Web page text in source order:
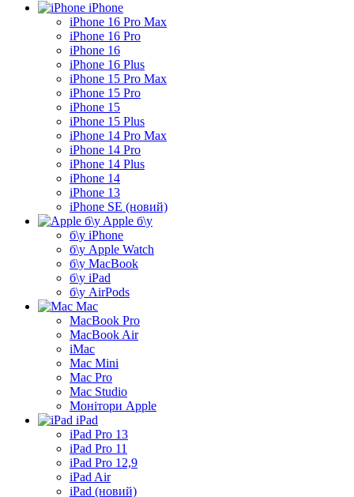
iPhone
iPhone 16 Pro Max
iPhone 16 Pro
iPhone 16
iPhone 16 Plus
iPhone 15 Pro Max
iPhone 15 Pro
iPhone 15
iPhone 15 Plus
iPhone 14 Pro Max
iPhone 14 Pro
iPhone 14 Plus
iPhone 14
iPhone 13
iPhone SE (новий)
Apple б\у
б\у iPhone
б\у Apple Watch
б\у MacBook
б\у iPad
б\у AirPods
Mac
MacBook Pro
MacBook Air
iMac
Mac Mini
Mac Pro
Mac Studio
Монітори Apple
iPad
iPad Pro 13
iPad Pro 11
iPad Pro 12,9
iPad Air
iPad (новий)